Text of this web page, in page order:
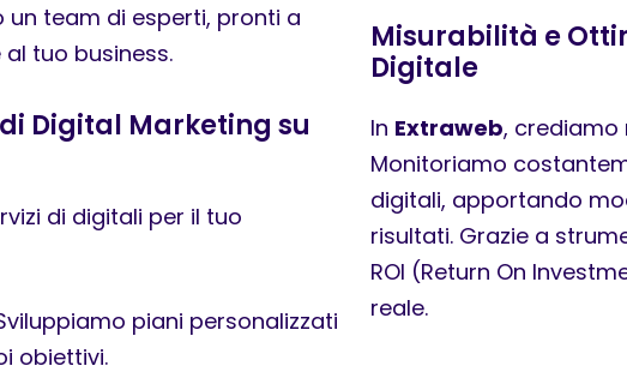
un team di esperti, pronti a
tuo business.
Digital Marketing su
di digitali per il tuo
piani personalizzati
obiettivi.
Misurabilità e
Digitale
In Extraweb, crediamo
Monitoriamo
digitali, apportando
risultati. Grazie a
ROI (Return On
reale.